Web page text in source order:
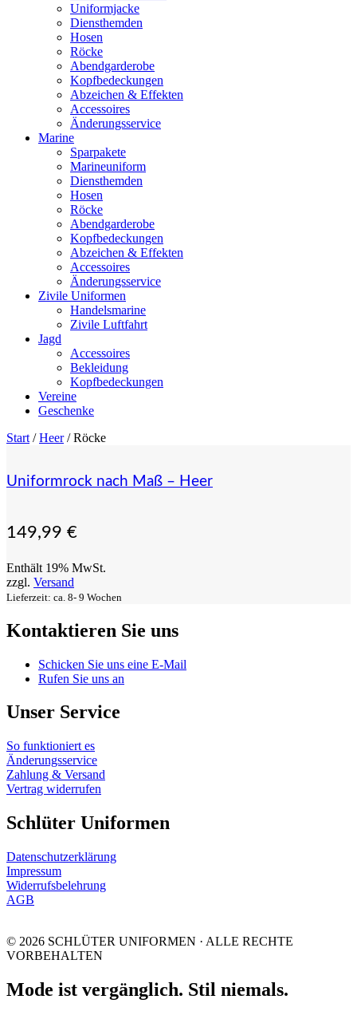
Uniformjacke
Diensthemden
Hosen
Röcke
Abendgarderobe
Kopfbedeckungen
Abzeichen & Effekten
Accessoires
Änderungsservice
Marine
Sparpakete
Marineuniform
Diensthemden
Hosen
Röcke
Abendgarderobe
Kopfbedeckungen
Abzeichen & Effekten
Accessoires
Änderungsservice
Zivile Uniformen
Handelsmarine
Zivile Luftfahrt
Jagd
Accessoires
Bekleidung
Kopfbedeckungen
Vereine
Geschenke
Start /Heer/ Röcke
Uniformrock nach Maß – Heer
149,99 €
Enthält 19% MwSt.
zzgl. Versand
Lieferzeit: ca. 8- 9 Wochen
Kontaktieren Sie uns
Schicken Sie uns eine E-Mail
Rufen Sie uns an
Unser Service
So funktioniert es
Änderungsservice
Zahlung & Versand
Vertrag widerrufen
Schlüter Uniformen
Datenschutzerklärung
Impressum
Widerrufsbelehrung
AGB
© 2026 SCHLÜTER UNIFORMEN · ALLE RECHTE
VORBEHALTEN
Mode ist vergänglich. Stil niemals.